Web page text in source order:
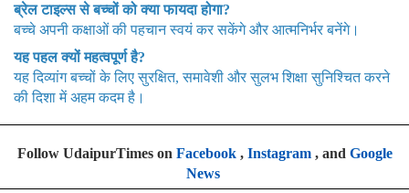
ब्रेल टाइल्स से बच्चों को क्या फायदा होगा?
बच्चे अपनी कक्षाओं की पहचान स्वयं कर सकेंगे और आत्मनिर्भर बनेंगे।
यह पहल क्यों महत्वपूर्ण है?
यह दिव्यांग बच्चों के लिए सुरक्षित, समावेशी और सुलभ शिक्षा सुनिश्चित करने
की दिशा में अहम कदम है।
Follow UdaipurTimes on Facebook, Instagram, and Google
News